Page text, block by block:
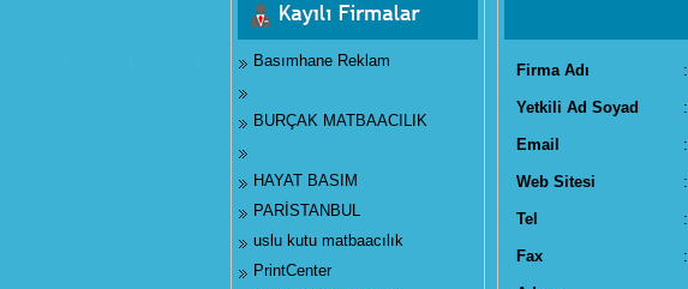
Basımhane Reklam
BURÇAK MATBAACILIK
HAYAT BASIM
PARİSTANBUL
uslu kutu matbaacılık
PrintCenter
Firma Adı :
Yetkili Ad Soyad :
Email :
Web Sitesi :
Tel :
Fax :